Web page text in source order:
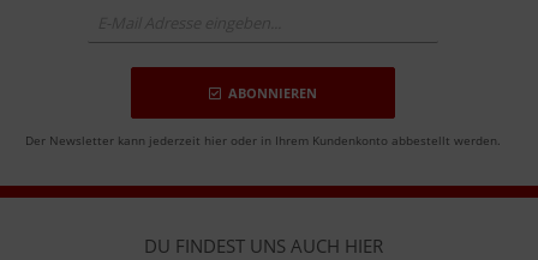
ABONNIEREN
Der Newsletter kann jederzeit hier oder in Ihrem Kundenkonto abbestellt werden.
DU FINDEST UNS AUCH HIER